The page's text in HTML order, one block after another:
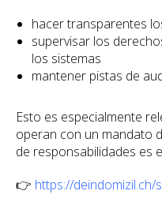
hacer transparentes
supervisar los
los sistemas
mantener pistas de
Esto es especialmente
operan con un mandato
de responsabilidades es
👉 https://